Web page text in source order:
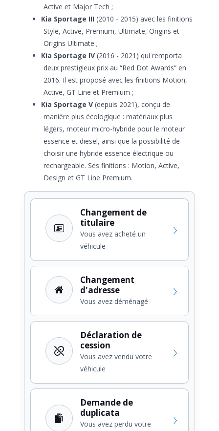
Active et Major Tech ;
Kia Sportage III(2010 - 2015) avec les finitions
Style, Active, Premium, Ultimate, Origins et
Origins Ultimate ;
Kia Sportage IV(2016 - 2021) qui remporta
deux prestigieux prix au “Red Dot Awards” en
2016. Il est proposé avec les finitions Motion,
Active, GT Line et Premium ;
Kia Sportage V(depuis 2021), conçu de
manière plus écologique : matériaux plus
légers, moteur micro-hybride pour le moteur
essence et diesel, ainsi que la possibilité de
choisir une hybride essence électrique ou
rechargeable. Ses finitions : Motion, Active,
Design et GT Line Premium.
Changement de
titulaire
Vous avez acheté un
véhicule
Changement
d'adresse
Vous avez déménagé
Déclaration de
cession
Vous avez vendu votre
véhicule
Demande de
duplicata
Vous avez perdu votre